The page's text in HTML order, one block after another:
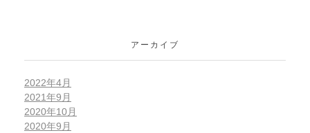
アーカイブ
2022年4月
2021年9月
2020年10月
2020年9月